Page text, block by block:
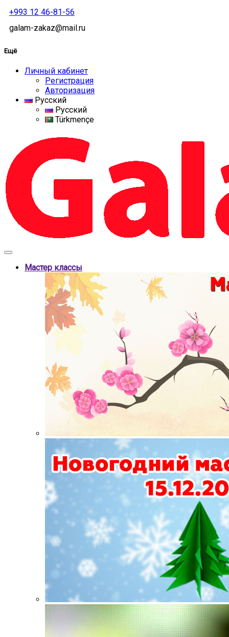
+993 12 46-81-56
galam-zakaz@mail.ru
Ещё
Личный кабинет
Регистрация
Авторизация
Русский
Русский
Türkmençe
Мастер классы